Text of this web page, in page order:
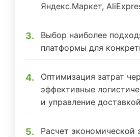
Яндекс.Маркет,
Выбор наиболее
платформы для
Оптимизация затрат
эффективные
и управление доставкой
Расчет экономической